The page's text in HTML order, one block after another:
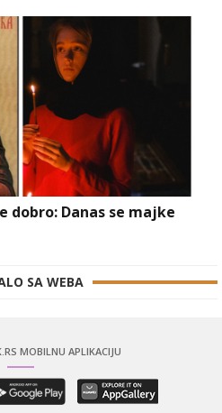
dobro: Danas se majke
SA WEBA
MOBILNU APLIKACIJU